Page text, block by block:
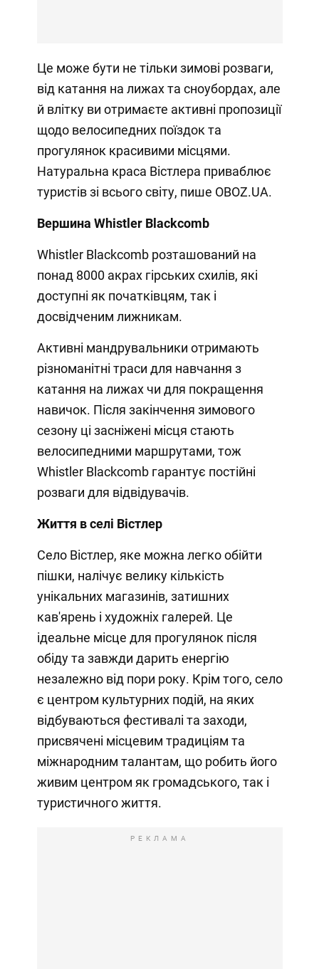
Це може бути не тільки зимові розваги,
від катання на лижах та сноубордах, але
й влітку ви отримаєте активні пропозиції
щодо велосипедних поїздок та
прогулянок красивими місцями.
Натуральна краса Вістлера приваблює
туристів зі всього світу, пише OBOZ.UA.
Вершина Whistler Blackcomb
Whistler Blackcomb розташований на
понад 8000 акрах гірських схилів, які
доступні як початківцям, так і
досвідченим лижникам.
Активні мандрувальники отримають
різноманітні траси для навчання з
катання на лижах чи для покращення
навичок. Після закінчення зимового
сезону ці засніжені місця стають
велосипедними маршрутами, тож
Whistler Blackcomb гарантує постійні
розваги для відвідувачів.
Життя в селі Вістлер
Село Вістлер, яке можна легко обійти
пішки, налічує велику кількість
унікальних магазинів, затишних
кав'ярень і художніх галерей. Це
ідеальне місце для прогулянок після
обіду та завжди дарить енергію
незалежно від пори року. Крім того, село
є центром культурних подій, на яких
відбуваються фестивалі та заходи,
присвячені місцевим традиціям та
міжнародним талантам, що робить його
живим центром як громадського, так і
туристичного життя.
РЕКЛАМА